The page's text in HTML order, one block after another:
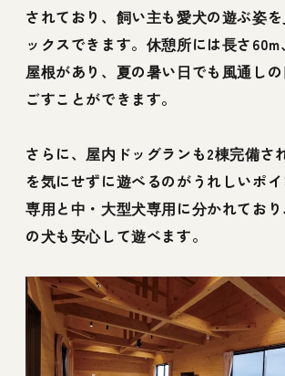
されており、飼い主も愛犬の遊ぶ姿
ックスできます。休憩所には長さ60m
屋根があり、夏の暑い日でも風通し
ごすことができます。
さらに、屋内ドッグランも2棟完備さ
を気にせずに遊べるのがうれしいポ
専用と中・大型犬専用に分かれてお
の犬も安心して遊べます。